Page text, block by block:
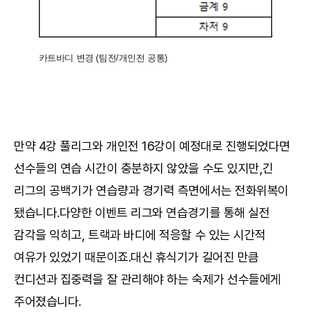
카트바디 변경 (팀전/개인전 공통)
만약 4강 풀리그와 개인전 16강이 예정대로 진행되었다면
선수들의 연습 시간이 충분하지 않았을 수도 있지만,긴
리그의 공백기가 연습량과 경기력 측면에서는 전화위복이
됐습니다.다양한 이벤트 리그와 연습경기를 통해 실전
감각을 익히고, 트랙과 바디에 적응할 수 있는 시간적
여유가 있었기 때문이죠.대신 휴식기가 길어진 만큼
컨디션과 집중력을 잘 관리해야 하는 숙제가 선수들에게
주어졌습니다.